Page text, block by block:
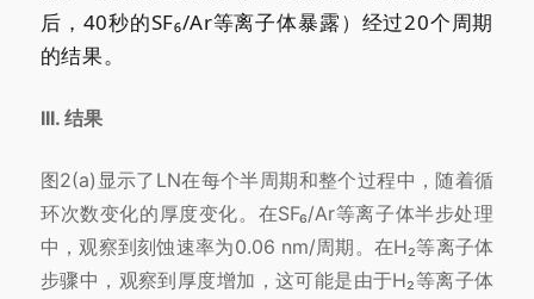
后，40秒的SF₆/Ar等离子体暴露）经过20个周期
的结果。
III. 结果
图2(a)显示了LN在每个半周期和整个过程中，随着循
环次数变化的厚度变化。在SF₆/Ar等离子体半步处理
中，观察到刻蚀速率为0.06 nm/周期。在H₂等离子体
步骤中，观察到厚度增加，这可能是由于H₂等离子体